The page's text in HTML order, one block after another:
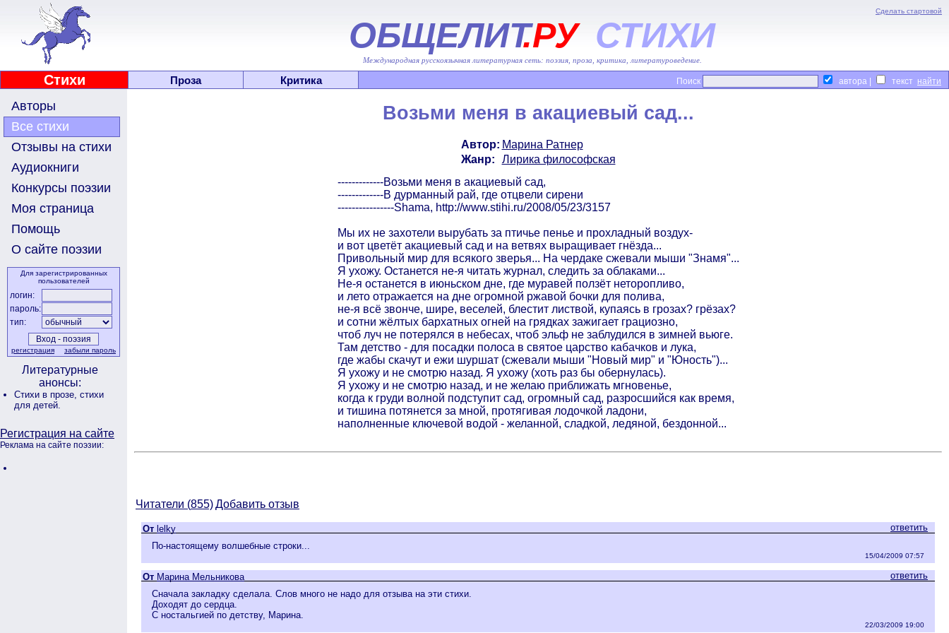
Сделать стартовой
ОБЩЕЛИТ.РУ СТИХИ
Международная русскоязычная литературная сеть: поэзия, проза, критика, литературоведение.
Стихи Проза Критика Поиск автора | текст
Авторы
Все стихи
Отзывы на стихи
Аудиокниги
Конкурсы поэзии
Моя страница
Помощь
О сайте поэзии
Для зарегистрированных
пользователей
логин:
пароль:
тип:
регистрация забыли пароль
Литературные
анонсы:
Стихи в прозе, стихи
для детей.
Регистрация на сайте
Реклама на сайте поэзии:
Возьми меня в акациевый сад...
Автор: Марина Ратнер
Жанр:
Лирика философская
-------------Возьми меня в акациевый сад,
-------------В дурманный рай, где отцвели сирени
----------------Shama, http://www.stihi.ru/2008/05/23/3157
Мы их не захотели вырубать за птичье пенье и прохладный воздух-
и вот цветёт акациевый сад и на ветвях выращивает гнёзда...
Привольный мир для всякого зверья... На чердаке сжевали мыши "Знамя"...
Я ухожу. Останется не-я читать журнал, следить за облаками...
Не-я останется в июньском дне, где муравей ползёт неторопливо,
и лето отражается на дне огромной ржавой бочки для полива,
не-я всё звонче, шире, веселей, блестит листвой, купаясь в грозах? грёзах?
и сотни жёлтых бархатных огней на грядках зажигает грациозно,
чтоб луч не потерялся в небесах, чтоб эльф не заблудился в зимней вьюге.
Там детство - для посадки полоса в святое царство кабачков и лука,
где жабы скачут и ежи шуршат (сжевали мыши "Новый мир" и "Юность")...
Я ухожу и не смотрю назад. Я ухожу (хоть раз бы обернулась).
Я ухожу и не смотрю назад, и не желаю приближать мгновенье,
когда к груди волной подступит сад, огромный сад, разросшийся как время,
и тишина потянется за мной, протягивая лодочкой ладони,
наполненные ключевой водой - желанной, сладкой, ледяной, бездонной...
Читатели (855)Добавить отзыв
От lelky
ответить
По-настоящему волшебные строки...
15/04/2009 07:57
От Марина Мельникова
ответить
Сначала закладку сделала. Слов много не надо для отзыва на эти стихи.
Доходят до сердца.
С ностальгией по детству, Марина.
22/03/2009 19:00